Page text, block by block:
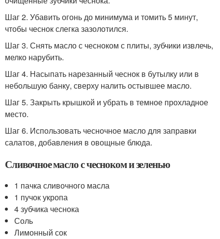
Шаг 2. Убавить огонь до минимума и томить 5 минут,
чтобы чеснок слегка зазолотился.
Шаг 3. Снять масло с чесноком с плиты, зубчики извлечь,
мелко нарубить.
Шаг 4. Насыпать нарезанный чеснок в бутылку или в
небольшую банку, сверху налить остывшее масло.
Шаг 5. Закрыть крышкой и убрать в темное прохладное
место.
Шаг 6. Использовать чесночное масло для заправки
салатов, добавления в овощные блюда.
Сливочное масло с чесноком и зеленью
1 пачка сливочного масла
1 пучок укропа
4 зубчика чеснока
Соль
Лимонный сок